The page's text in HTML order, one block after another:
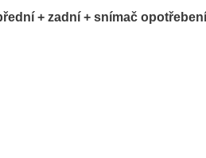
+ zadní + snímač